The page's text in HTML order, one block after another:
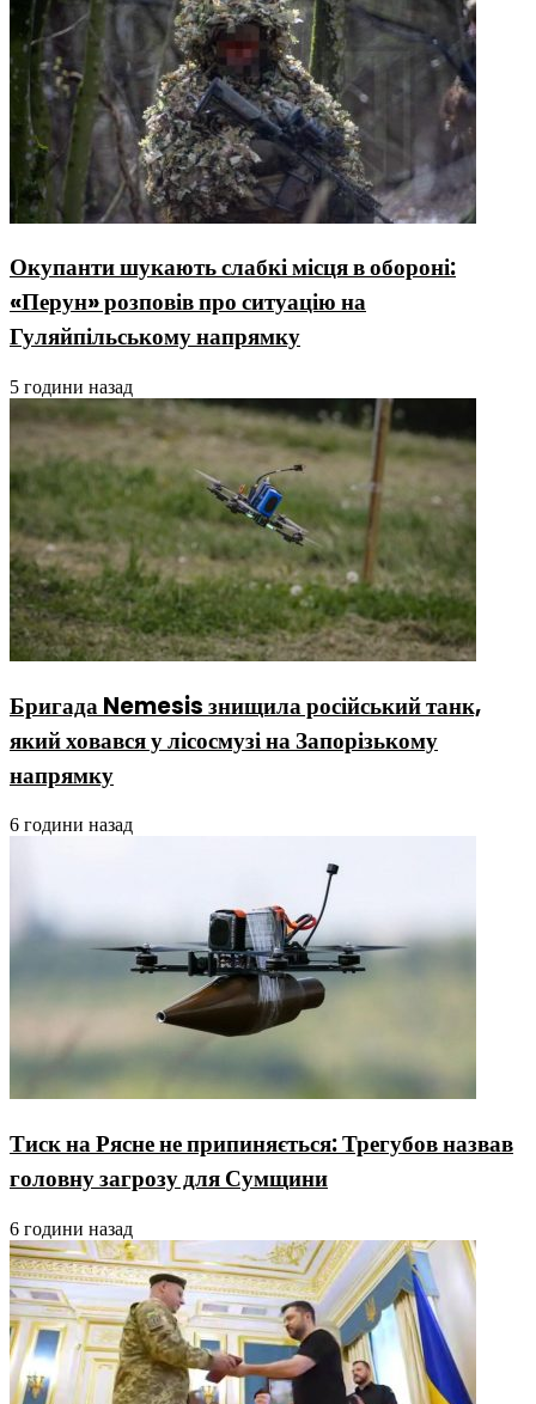
Окупанти шукають слабкі місця в обороні:
«Перун» розповів про ситуацію на
Гуляйпільському напрямку
5 години назад
Бригада Nemesis знищила російський танк,
який ховався у лісосмузі на Запорізькому
напрямку
6 години назад
Тиск на Рясне не припиняється: Трегубов назвав
головну загрозу для Сумщини
6 години назад